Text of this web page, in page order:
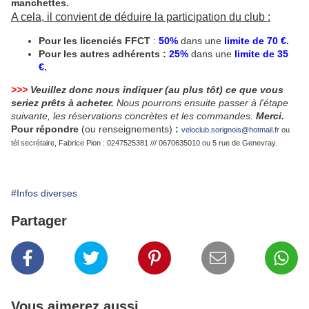
manchettes.
A cela, il convient de déduire la participation du club :
Pour les licenciés FFCT : 50% dans une limite de 70 €.
Pour les autres adhérents : 25% dans une limite de 35
€.
>>> Veuillez donc nous indiquer (au plus tôt) ce que vous
seriez prêts à acheter. Nous pourrons ensuite passer à l'étape
suivante, les réservations concrètes et les commandes. Merci.
Pour répondre (ou renseignements) : veloclub.sorignois@hotmail.fr ou
tél secrétaire, Fabrice Pion : 0247525381 /// 0670635010 ou 5 rue de Genevray.
#Infos diverses
Partager